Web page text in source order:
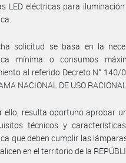
LED eléctricas para
solicitud se basa en la
mínima o consumos
al referido Decreto N°
NACIONAL DE USO
ello, resulta oportuno aprobar
técnicos y
que deben cumplir las
en el territorio de la